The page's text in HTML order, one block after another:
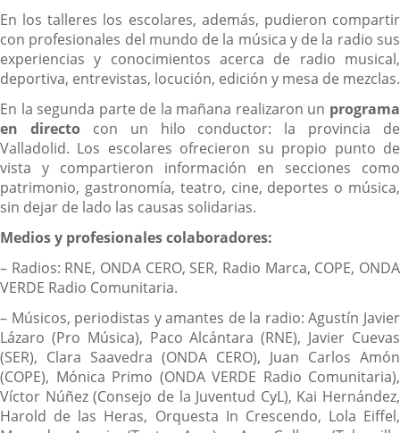
En los talleres los escolares, además, pudieron compartir
con profesionales del mundo de la música y de la radio sus
experiencias y conocimientos acerca de radio musical,
deportiva, entrevistas, locución, edición y mesa de mezclas.
En la segunda parte de la mañana realizaron un programa
en directo con un hilo conductor: la provincia de
Valladolid. Los escolares ofrecieron su propio punto de
vista y compartieron información en secciones como
patrimonio, gastronomía, teatro, cine, deportes o música,
sin dejar de lado las causas solidarias.
Medios y profesionales colaboradores:
– Radios: RNE, ONDA CERO, SER, Radio Marca, COPE, ONDA
VERDE Radio Comunitaria.
– Músicos, periodistas y amantes de la radio: Agustín Javier
Lázaro (Pro Música), Paco Alcántara (RNE), Javier Cuevas
(SER), Clara Saavedra (ONDA CERO), Juan Carlos Amón
(COPE), Mónica Primo (ONDA VERDE Radio Comunitaria),
Víctor Núñez (Consejo de la Juventud CyL), Kai Hernández,
Harold de las Heras, Orquesta In Crescendo, Lola Eiffel,